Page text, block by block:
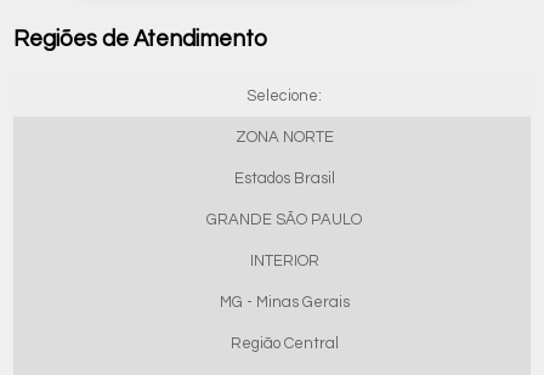
Regiões de Atendimento
Selecione:
ZONA NORTE
Estados Brasil
GRANDE SÃO PAULO
INTERIOR
MG - Minas Gerais
Região Central